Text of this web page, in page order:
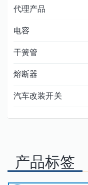
代理产品
电容
干簧管
熔断器
汽车改装开关
产品标签